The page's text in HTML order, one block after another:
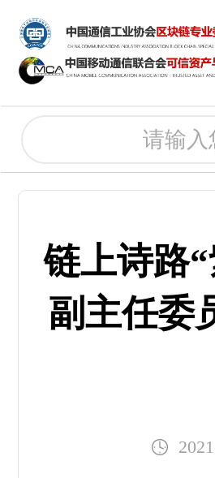
链上诗路
副主任委